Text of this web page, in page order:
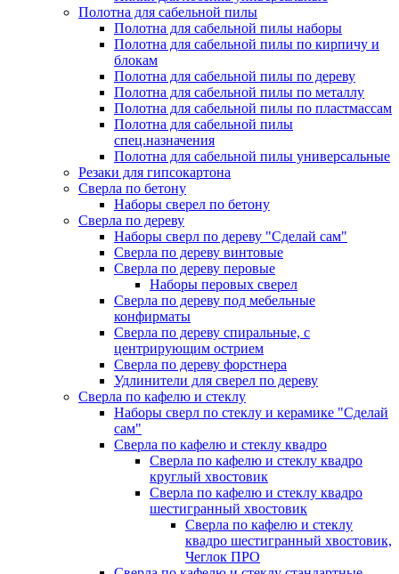
Полотна для сабельной пилы
Полотна для сабельной пилы наборы
Полотна для сабельной пилы по кирпичу и
блокам
Полотна для сабельной пилы по дереву
Полотна для сабельной пилы по металлу
Полотна для сабельной пилы по пластмассам
Полотна для сабельной пилы
спец.назначения
Полотна для сабельной пилы универсальные
Резаки для гипсокартона
Сверла по бетону
Наборы сверел по бетону
Сверла по дереву
Наборы сверл по дереву "Сделай сам"
Сверла по дереву винтовые
Сверла по дереву перовые
Наборы перовых сверел
Сверла по дереву под мебельные
конфирматы
Сверла по дереву спиральные, с
центрирующим острием
Сверла по дереву форстнера
Удлинители для сверел по дереву
Сверла по кафелю и стеклу
Наборы сверл по стеклу и керамике "Сделай
сам"
Сверла по кафелю и стеклу квадро
Сверла по кафелю и стеклу квадро
круглый хвостовик
Сверла по кафелю и стеклу квадро
шестигранный хвостовик
Сверла по кафелю и стеклу
квадро шестигранный хвостовик,
Чеглок ПРО